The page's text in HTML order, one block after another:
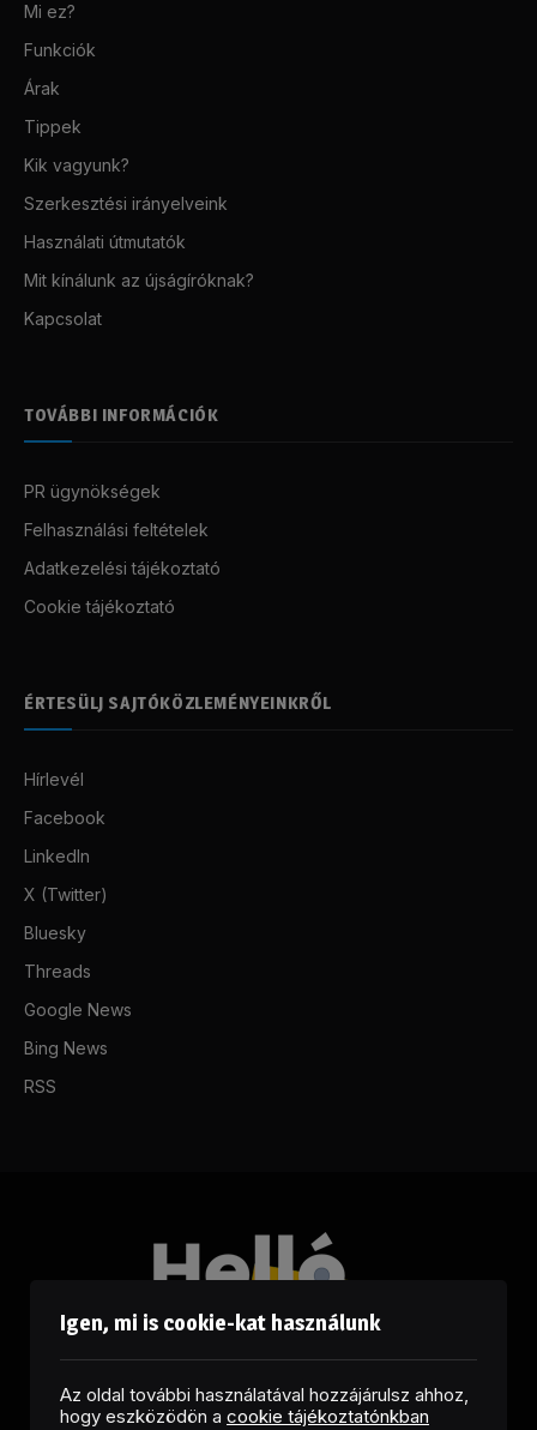
Mi ez?
Funkciók
Árak
Tippek
Kik vagyunk?
Szerkesztési irányelveink
Használati útmutatók
Mit kínálunk az újságíróknak?
Kapcsolat
TOVÁBBI INFORMÁCIÓK
PR ügynökségek
Felhasználási feltételek
Adatkezelési tájékoztató
Cookie tájékoztató
ÉRTESÜLJ SAJTÓKÖZLEMÉNYEINKRŐL
Hírlevél
Facebook
LinkedIn
X (Twitter)
Bluesky
Threads
Google News
Bing News
RSS
Igen, mi is cookie-kat használunk
Az oldal további használatával hozzájárulsz ahhoz,
hogy eszközödön a cookie tájékoztatónkban